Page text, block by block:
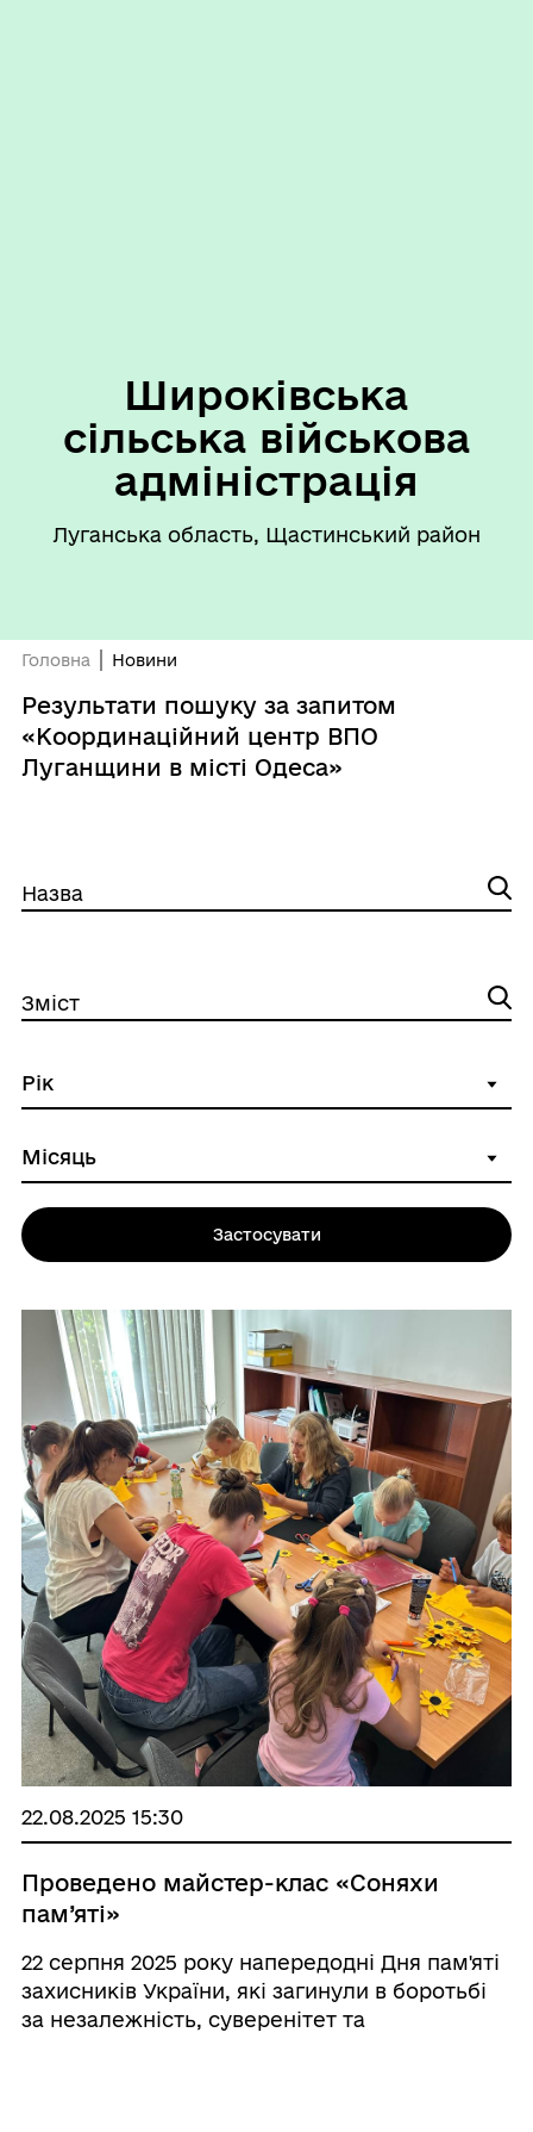
Широківська
сільська військова
адміністрація
Луганська область, Щастинський район
Головна Новини
Результати пошуку за запитом
«Координаційний центр ВПО
Луганщини в місті Одеса»
22.08.2025 15:30
Проведено майстер-клас «Соняхи
пам’яті»
22 серпня 2025 року напередодні Дня пам'яті
захисників України, які загинули в боротьбі
за незалежність, суверенітет та
Назва
Зміст
Застосувати